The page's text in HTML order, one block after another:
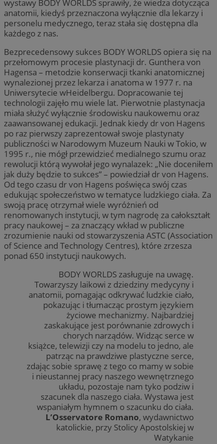
wystawy BODY WORLDS sprawiły, że wiedza dotycząca
anatomii, kiedyś przeznaczona wyłącznie dla lekarzy i
personelu medycznego, teraz stała się dostępna dla
każdego z nas.
Bezprecedensowy sukces BODY WORLDS opiera się na
przełomowym procesie plastynacji dr. Gunthera von
Hagensa – metodzie konserwacji tkanki anatomicznej
wynalezionej przez lekarza i anatoma w 1977 r. na
Uniwersytecie wHeidelbergu. Dopracowanie tej
technologii zajęło mu wiele lat. Pierwotnie plastynacja
miała służyć wyłącznie środowisku naukowemu oraz
zaawansowanej edukacji. Jednak kiedy dr von Hagens
po raz pierwszy zaprezentował swoje plastynaty
publiczności w Narodowym Muzeum Nauki w Tokio, w
1995 r., nie mógł przewidzieć medialnego szumu oraz
rewolucji którą wywołał jego wynalazek: „Nie doceniłem
jak duży będzie to sukces” – powiedział dr von Hagens.
Od tego czasu dr von Hagens poświęca swój czas
edukując społeczeństwo w tematyce ludzkiego ciała. Za
swoją pracę otrzymał wiele wyróżnień od
renomowanych instytucji, w tym nagrodę za całokształt
pracy naukowej – za znaczący wkład w publiczne
zrozumienie nauki od stowarzyszenia ASTC (Association
of Science and Technology Centres), które zrzesza
ponad 650 instytucji naukowych.
BODY WORLDS zasługuje na uwagę.
Towarzyszy laikowi z dziedziny medycyny i
anatomii, pomagając odkrywać ludzkie ciało,
pokazując i tłumacząc prostym językiem
życiowe mechanizmy. Najbardziej
zaskakujące jest porównanie zdrowych i
chorych narządów. Widząc serce w
książce, telewizji czy na modelu to jedno, ale
patrząc na prawdziwe plastyczne serce,
zdając sobie sprawę z tego co mamy w sobie
i nieustannej pracy naszego wewnętrznego
układu, pozostaje nam tyko podziw i
szacunek dla naszego ciała. Wystawa jest
wspaniałym hymnem o szacunku do ciała.
L’Osservatore Romano, wydawnictwo
katolickie, przy Stolicy Apostolskiej w
Watykanie